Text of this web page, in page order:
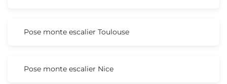
Pose monte escalier Toulouse
Pose monte escalier Nice